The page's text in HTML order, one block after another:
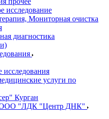
исследование
Мониторная очистка
диагностика
исследования
услуги по
Курган
ООО "ЛДК "Центр ДНК"